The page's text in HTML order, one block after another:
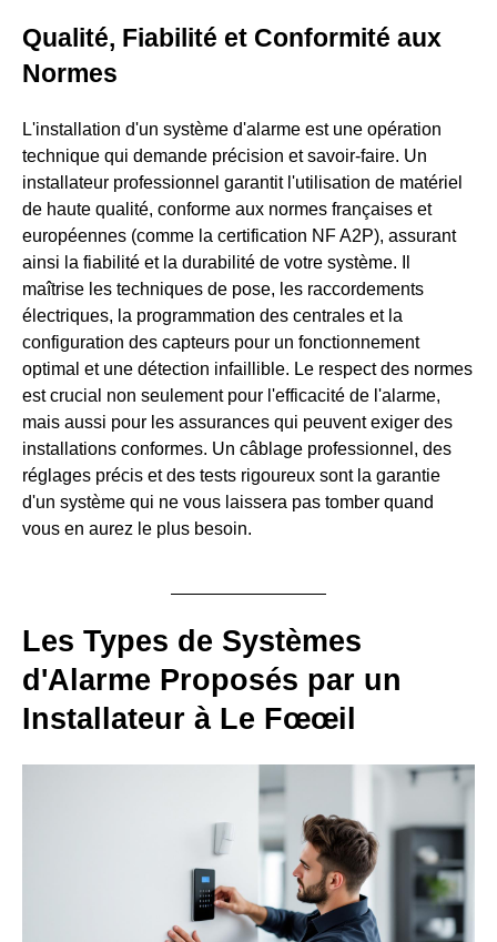
Qualité, Fiabilité et Conformité aux
Normes
L'installation d'un système d'alarme est une opération
technique qui demande précision et savoir-faire. Un
installateur professionnel garantit l'utilisation de matériel
de haute qualité, conforme aux normes françaises et
européennes (comme la certification NF A2P), assurant
ainsi la fiabilité et la durabilité de votre système. Il
maîtrise les techniques de pose, les raccordements
électriques, la programmation des centrales et la
configuration des capteurs pour un fonctionnement
optimal et une détection infaillible. Le respect des normes
est crucial non seulement pour l'efficacité de l'alarme,
mais aussi pour les assurances qui peuvent exiger des
installations conformes. Un câblage professionnel, des
réglages précis et des tests rigoureux sont la garantie
d'un système qui ne vous laissera pas tomber quand
vous en aurez le plus besoin.
Les Types de Systèmes
d'Alarme Proposés par un
Installateur à Le Fœœil